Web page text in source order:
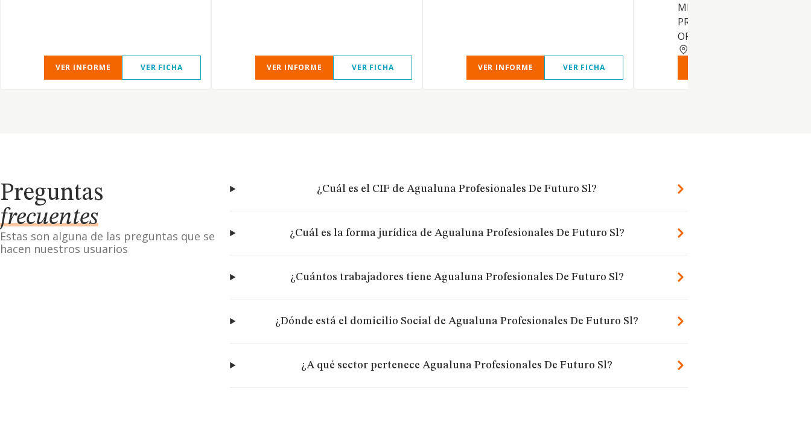
VER INFORME VER FICHA VER INFORME VER FICHA VER INFORME VER FICHA
MECANOGRAFIA,
PREPARACION DE
OPOSICIONES Y
Preguntas
frecuentes
Estas son alguna de las preguntas que se
hacen nuestros usuarios
¿Cuál es el CIF de Agualuna Profesionales De Futuro Sl?
¿Cuál es la forma jurídica de Agualuna Profesionales De Futuro Sl?
¿Cuántos trabajadores tiene Agualuna Profesionales De Futuro Sl?
¿Dónde está el domicilio Social de Agualuna Profesionales De Futuro Sl?
¿A qué sector pertenece Agualuna Profesionales De Futuro Sl?